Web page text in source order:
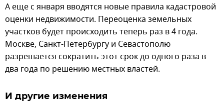
А еще с января вводятся новые правила кадастровой
оценки недвижимости. Переоценка земельных
участков будет происходить теперь раз в 4 года.
Москве, Санкт-Петербургу и Севастополю
разрешается сократить этот срок до одного раза в
два года по решению местных властей.
И другие изменения